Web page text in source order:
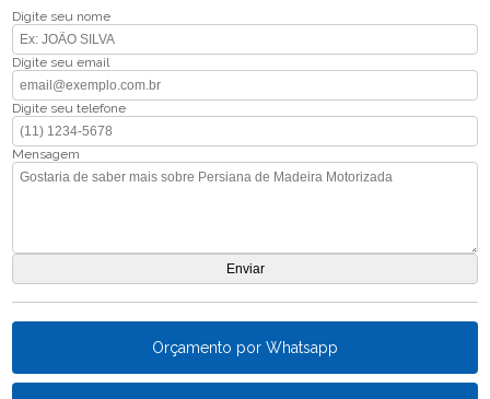
Digite seu nome
Digite seu email
Digite seu telefone
Mensagem
Orçamento por Whatsapp